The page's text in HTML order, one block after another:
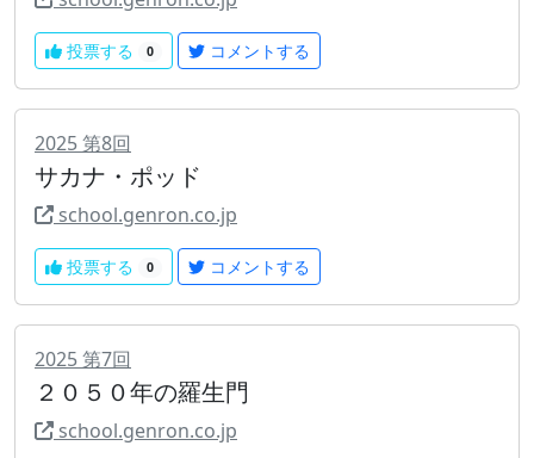
投票する 0 コメントする
2025第8回
サカナ・ポッド
school.genron.co.jp
投票する 0 コメントする
2025第7回
２０５０年の羅生門
school.genron.co.jp